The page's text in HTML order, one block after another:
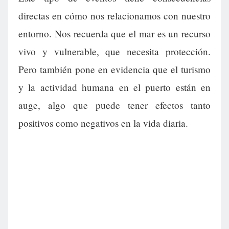
directas en cómo nos relacionamos con nuestro
entorno. Nos recuerda que el mar es un recurso
vivo y vulnerable, que necesita protección.
Pero también pone en evidencia que el turismo
y la actividad humana en el puerto están en
auge, algo que puede tener efectos tanto
positivos como negativos en la vida diaria.